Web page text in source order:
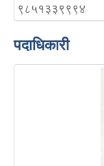
९८५१३३९९९४
पदाधिकारी